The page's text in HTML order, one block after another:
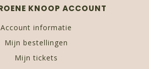
KNOOP ACCOUNT
Account informatie
Mijn bestellingen
Mijn tickets